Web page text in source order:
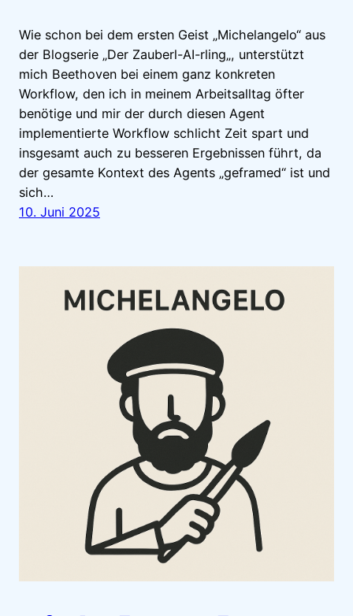
Wie schon bei dem ersten Geist „Michelangelo“ aus
der Blogserie „Der Zauberl-AI-rling„, unterstützt
mich Beethoven bei einem ganz konkreten
Workflow, den ich in meinem Arbeitsalltag öfter
benötige und mir der durch diesen Agent
implementierte Workflow schlicht Zeit spart und
insgesamt auch zu besseren Ergebnissen führt, da
der gesamte Kontext des Agents „geframed“ ist und
sich…
10. Juni 2025